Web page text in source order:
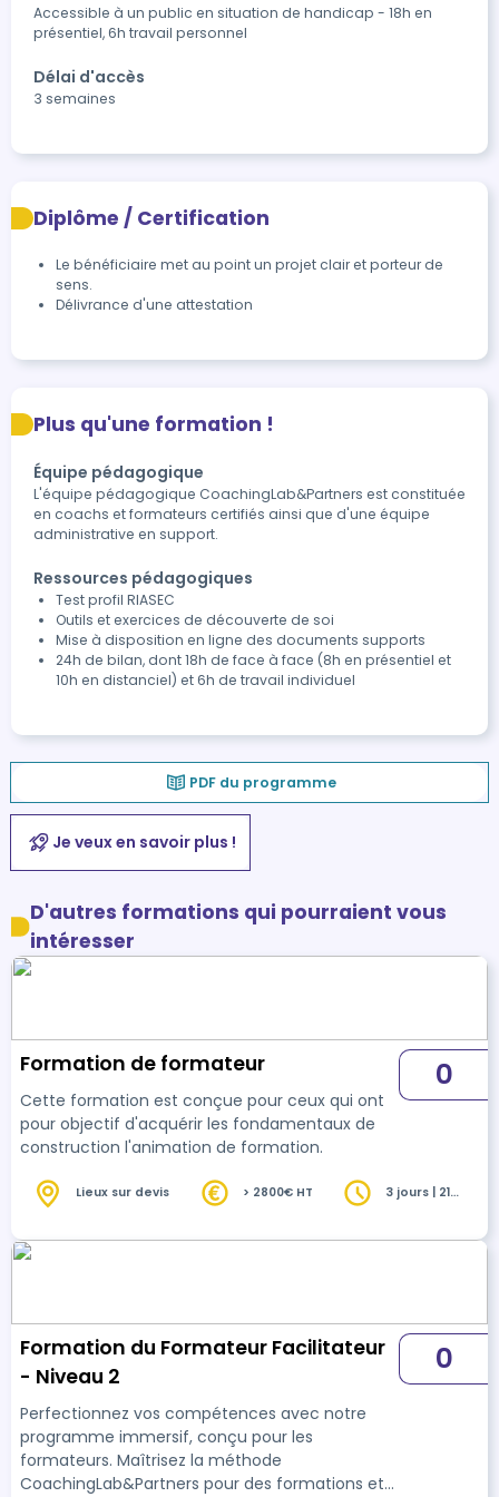
Accessible à un public en situation de handicap - 18h en
présentiel, 6h travail personnel
Délai d'accès
3 semaines
Diplôme / Certification
Le bénéficiaire met au point un projet clair et porteur de
sens.
Délivrance d'une attestation
Plus qu'une formation !
Équipe pédagogique
L'équipe pédagogique CoachingLab&Partners est constituée
en coachs et formateurs certifiés ainsi que d'une équipe
administrative en support.
Ressources pédagogiques
Test profil RIASEC
Outils et exercices de découverte de soi
Mise à disposition en ligne des documents supports
24h de bilan, dont 18h de face à face (8h en présentiel et
10h en distanciel) et 6h de travail individuel
PDF du programme
Je veux en savoir plus !
D'autres formations qui pourraient vous
intéresser
Formation de formateur
Cette formation est conçue pour ceux qui ont
pour objectif d'acquérir les fondamentaux de
construction l'animation de formation.
0
Lieux sur devis > 2800€ HT
3 jours | 21
Formation du Formateur Facilitateur
- Niveau 2
Perfectionnez vos compétences avec notre
programme immersif, conçu pour les
formateurs. Maîtrisez la méthode
CoachingLab&Partners pour des formations et
0